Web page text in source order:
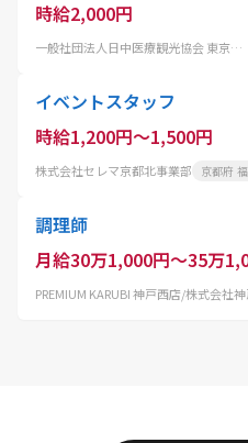
時給2,000円
一般社団法人日中医療観光協会 東京医院
イベントスタッフ
時給1,200円～1,500円
株式会社セレマ京都北事業部 京都府
調理師
月給30万1,000円～35万
PREMIUM KARUBI 神戸西店/株式会社